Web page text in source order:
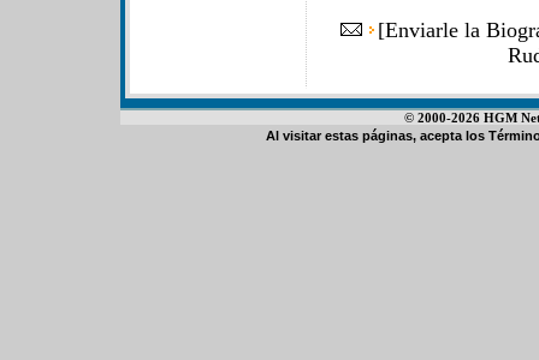
[Enviarle la
© 2000-2026 HGM
Al visitar estas páginas, acepta los